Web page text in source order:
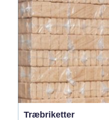
Hvordan skaber man en
afsked, som føles rigtig?
Her spiller en lokal 04
July 2026
Træbriketter